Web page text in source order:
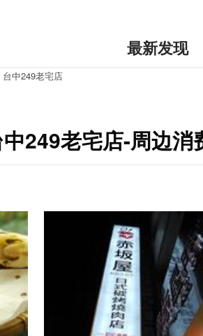
最新发现
中249老宅店
249老宅店-周边消